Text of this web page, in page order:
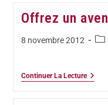
Offrez un
8 novembre 2012
Continuer La Lecture